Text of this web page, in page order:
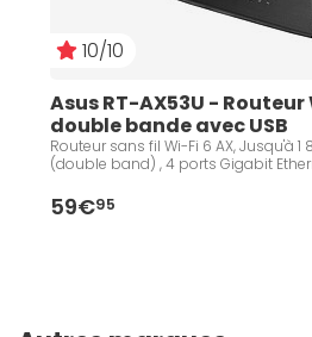
10/10
Asus RT-AX53U - Routeur
double bande avec USB
Routeur sans fil Wi-Fi 6 AX, Jusqu'à
(double band) , 4 ports Gigabit
59€95